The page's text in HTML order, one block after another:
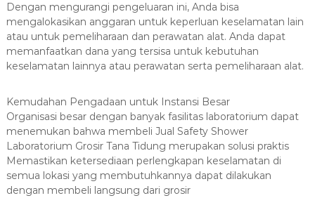
Dengan mengurangi pengeluaran ini, Anda bisa
mengalokasikan anggaran untuk keperluan keselamatan lain
atau untuk pemeliharaan dan perawatan alat. Anda dapat
memanfaatkan dana yang tersisa untuk kebutuhan
keselamatan lainnya atau perawatan serta pemeliharaan alat.
Kemudahan Pengadaan untuk Instansi Besar
Organisasi besar dengan banyak fasilitas laboratorium dapat
menemukan bahwa membeli Jual Safety Shower
Laboratorium Grosir Tana Tidung merupakan solusi praktis
Memastikan ketersediaan perlengkapan keselamatan di
semua lokasi yang membutuhkannya dapat dilakukan
dengan membeli langsung dari grosir